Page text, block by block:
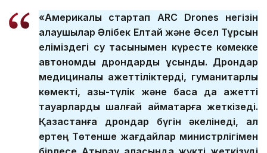
«Америкалық стартап ARC Drones негізін
қалаушылар Әлібек Елтай және Әсел Тұрсын
еліміздегі су тасқынымен күресте көмекке
автономды дрондарды ұсынды. Дрондар
медициналық қажеттіліктерді, гуманитарлық
көмекті, азық-түлік және басқа да қажетті
тауарларды шалғай аймақтарға жеткізеді.
Қазақстанға дрондар бүгін әкелінеді, ал
ертең Төтенше жағдайлар министрлігімен